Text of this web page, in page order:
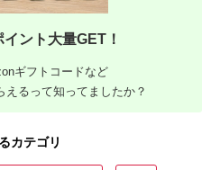
ント大量GET！
ギフトコードなど
えるって知ってましたか？
カテゴリ